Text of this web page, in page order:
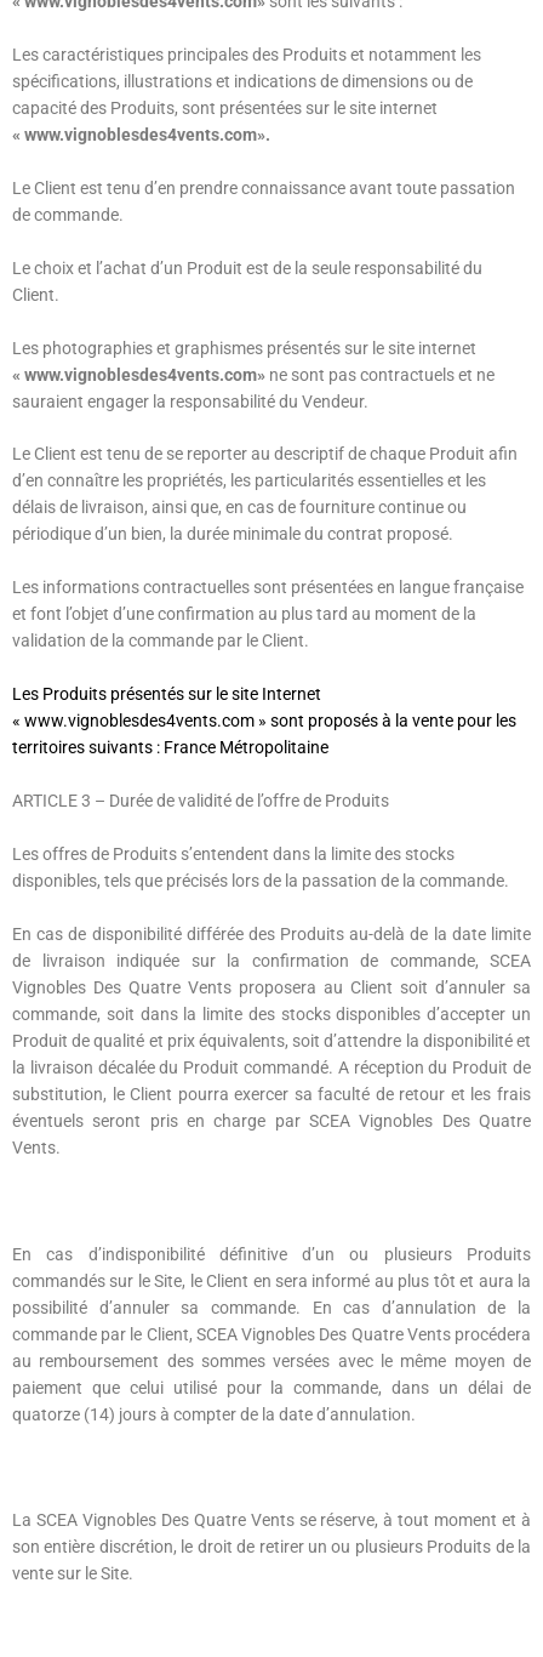
Les caractéristiques principales des Produits et notamment les
spécifications, illustrations et indications de dimensions ou de
capacité des Produits, sont présentées sur le site internet
« www.vignoblesdes4vents.com».
Le Client est tenu d’en prendre connaissance avant toute passation
de commande.
Le choix et l’achat d’un Produit est de la seule responsabilité du
Client.
Les photographies et graphismes présentés sur le site internet
« www.vignoblesdes4vents.com» ne sont pas contractuels et ne
sauraient engager la responsabilité du Vendeur.
Le Client est tenu de se reporter au descriptif de chaque Produit afin
d’en connaître les propriétés, les particularités essentielles et les
délais de livraison, ainsi que, en cas de fourniture continue ou
périodique d’un bien, la durée minimale du contrat proposé.
Les informations contractuelles sont présentées en langue française
et font l’objet d’une confirmation au plus tard au moment de la
validation de la commande par le Client.
Les Produits présentés sur le site Internet
« www.vignoblesdes4vents.com » sont proposés à la vente pour les
territoires suivants : France Métropolitaine
ARTICLE 3 – Durée de validité de l’offre de Produits
Les offres de Produits s’entendent dans la limite des stocks
disponibles, tels que précisés lors de la passation de la commande.
En cas de disponibilité différée des Produits au-delà de la date limite
de livraison indiquée sur la confirmation de commande, SCEA
Vignobles Des Quatre Vents proposera au Client soit d’annuler sa
commande, soit dans la limite des stocks disponibles d’accepter un
Produit de qualité et prix équivalents, soit d’attendre la disponibilité et
la livraison décalée du Produit commandé. A réception du Produit de
substitution, le Client pourra exercer sa faculté de retour et les frais
éventuels seront pris en charge par SCEA Vignobles Des Quatre
Vents.
En cas d’indisponibilité définitive d’un ou plusieurs Produits
commandés sur le Site, le Client en sera informé au plus tôt et aura la
possibilité d’annuler sa commande. En cas d’annulation de la
commande par le Client, SCEA Vignobles Des Quatre Vents procédera
au remboursement des sommes versées avec le même moyen de
paiement que celui utilisé pour la commande, dans un délai de
quatorze (14) jours à compter de la date d’annulation.
La SCEA Vignobles Des Quatre Vents se réserve, à tout moment et à
son entière discrétion, le droit de retirer un ou plusieurs Produits de la
vente sur le Site.